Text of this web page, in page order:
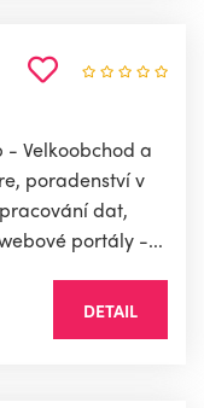
Velkoobchod a
poradenství v
dat,
portály -...
DETAIL